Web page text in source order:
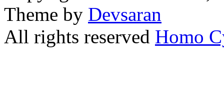
Theme by Devsaran
All rights reserved Homo